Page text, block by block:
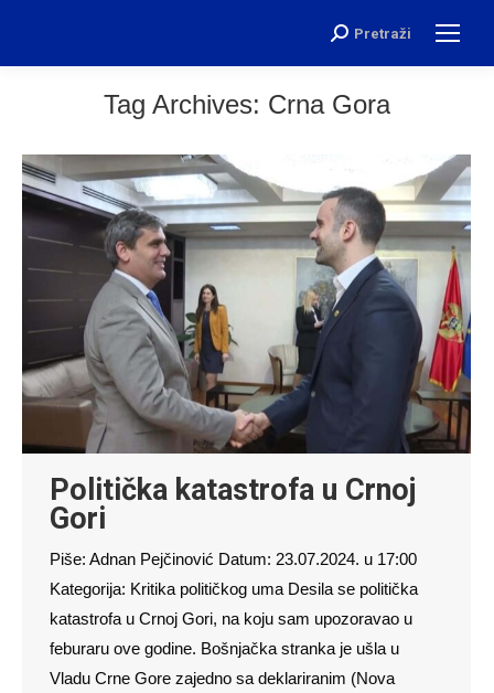
Search:
Pretraži
Tag Archives: Crna Gora
Politička katastrofa u Crnoj
Gori
Piše: Adnan Pejčinović Datum: 23.07.2024. u 17:00
Kategorija: Kritika političkog uma Desila se politička
katastrofa u Crnoj Gori, na koju sam upozoravao u
feburaru ove godine. Bošnjačka stranka je ušla u
Vladu Crne Gore zajedno sa deklariranim (Nova